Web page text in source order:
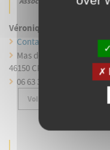
Véronique DESSEVRE
Contacter par mail
Mas de Baside
46150 CRAYSSAC
06 63 32 95 21
Voir